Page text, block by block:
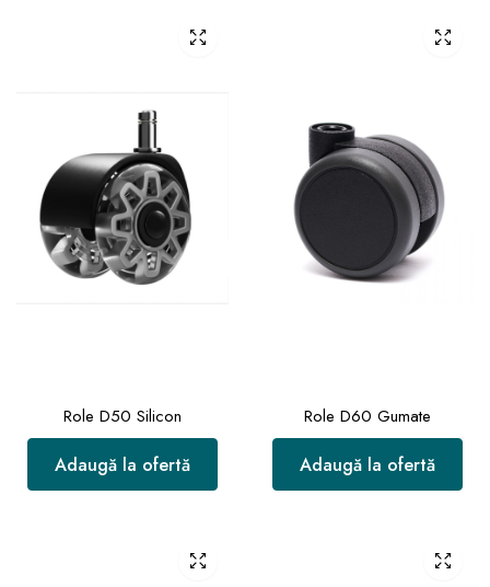
Role D50 Silicon
Adaugă la ofertă
Role D60 Gumate
Adaugă la ofertă